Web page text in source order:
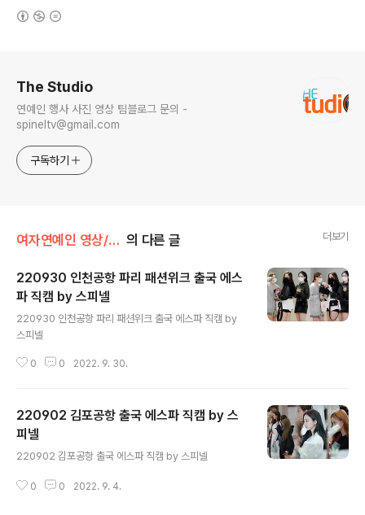
The Studio
연예인 행사 사진 영상 팀블로그 문의 -
spineltv@gmail.com
구독하기
여자연예인 영상/에스파 의 다른 글 더보기
220930 인천공항 파리 패션위크 출국 에스
파 직캠 by 스피넬
220930 인천공항 파리 패션위크 출국 에스파 직캠 by
스피넬
0 0 2022. 9. 30.
220902 김포공항 출국 에스파 직캠 by 스
피넬
220902 김포공항 출국 에스파 직캠 by 스피넬
0 0 2022. 9. 4.